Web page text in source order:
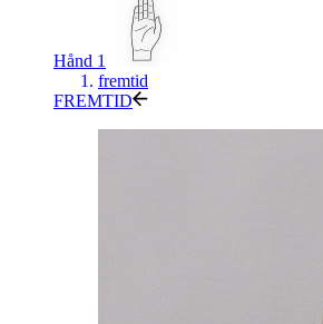
Hånd 1
fremtid
FREMTID